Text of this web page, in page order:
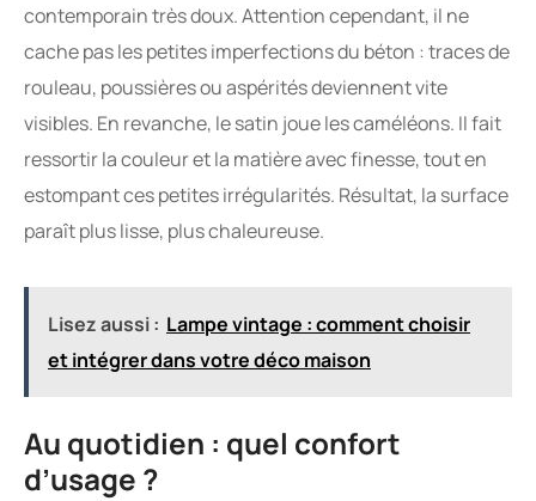
contemporain très doux. Attention cependant, il ne
cache pas les petites imperfections du béton : traces de
rouleau, poussières ou aspérités deviennent vite
visibles. En revanche, le satin joue les caméléons. Il fait
ressortir la couleur et la matière avec finesse, tout en
estompant ces petites irrégularités. Résultat, la surface
paraît plus lisse, plus chaleureuse.
Lisez aussi : Lampe vintage : comment choisir
et intégrer dans votre déco maison
Au quotidien : quel confort
d’usage ?